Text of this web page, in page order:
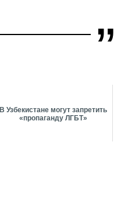
В Узбекистане могут запретить
«пропаганду ЛГБТ»